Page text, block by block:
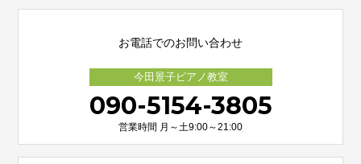
お電話でのお問い合わせ
今田景子ピアノ教室
090-5154-3805
営業時間 月～土9:00～21:00